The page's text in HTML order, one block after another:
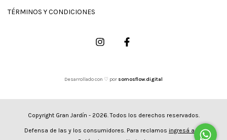
TÉRMINOS Y CONDICIONES
Desarrollado con ♡ por somosflow.digital
Copyright Gran Jardín - 2026. Todos los derechos reservados.
Defensa de las y los consumidores. Para reclamos ingresá acá.